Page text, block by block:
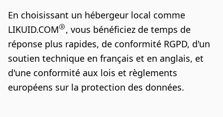
En choisissant un hébergeur local comme
LIKUID.COM
, vous bénéficiez de temps de
réponse plus rapides, de conformité RGPD, d'un
soutien technique en français et en anglais, et
d'une conformité aux lois et règlements
européens sur la protection des données.